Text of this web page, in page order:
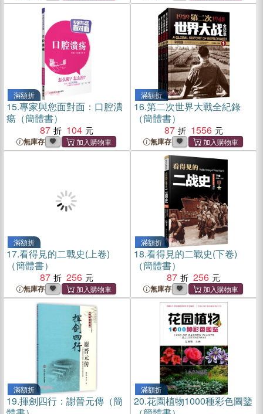
滿額折
15.專家與您面對面：口腔潰
瘍（簡體書）
87
104
無庫存
滿額折
16.第二次世界大戰全紀錄
（簡體書）
87
1556
無庫存
滿額折
17.看得見的二戰史(上卷)
（簡體書）
87
256
無庫存
滿額折
18.看得見的二戰史(下卷)
（簡體書）
87
256
無庫存
滿額折
19.揮劍四行：謝晉元傳（簡
滿額折
20.花園植物1000種彩色圖鑒